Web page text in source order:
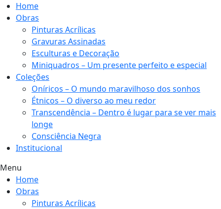
Home
Obras
Pinturas Acrílicas
Gravuras Assinadas
Esculturas e Decoração
Miniquadros – Um presente perfeito e especial
Coleções
Oníricos – O mundo maravilhoso dos sonhos
Étnicos – O diverso ao meu redor
Transcendência – Dentro é lugar para se ver mais
longe
Consciência Negra
Institucional
Menu
Home
Obras
Pinturas Acrílicas